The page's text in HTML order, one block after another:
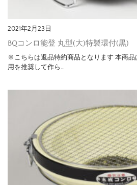
2021年2月23日
BQコンロ能登 丸型(大)特製環付(黒)
※こちらは返品特約商品となります 本商品
用を推奨して作ら…